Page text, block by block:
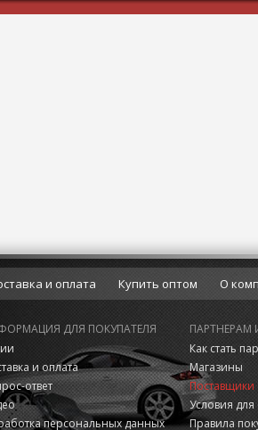
и оплата Купить оптом О
ДЛЯ ПОКУПАТЕЛЯ
и оплата
ответ
персональных данных
Как стать
Магазины
Поставщики
Условия для
Правила